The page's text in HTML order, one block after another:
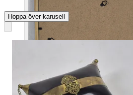
Hoppa över karusell